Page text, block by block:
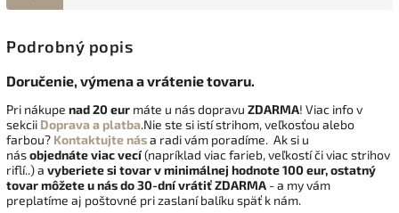
Podrobný popis
Doručenie, výmena a vrátenie tovaru.
Pri nákupe nad 20 eur máte u nás dopravu ZDARMA! Viac info v
sekcii Doprava a platba.Nie ste si istí strihom, veľkosťou alebo
farbou? Kontaktujte nása radi vám poradíme. Ak si u
násobjednáte viac vecí(napríklad viac farieb, veľkostí či viac strihov
riflí..) a vyberiete si tovar v minimálnej hodnote 100 eur, ostatný
tovar môžete u nás do 30-dní vrátiťZDARMA - a my vám
preplatíme aj poštovné pri zaslaní balíku späť k nám.